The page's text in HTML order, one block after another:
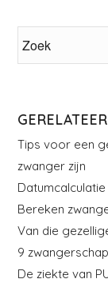
Tips voor een
zwanger zijn
Datumcalculatie
Bereken
Van die
9
De ziekte van